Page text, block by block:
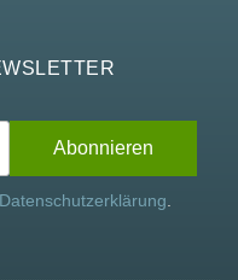
Datenschutzerklärung